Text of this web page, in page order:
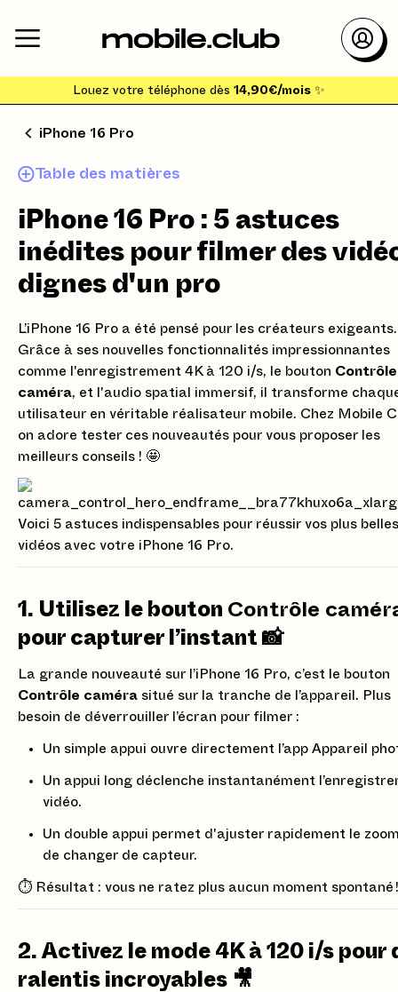
Louez votre téléphone dès 14,90€/mois ✨
iPhone 16 Pro
Table des matières
iPhone 16 Pro : 5 astuces
inédites pour filmer des
dignes d'un pro
L’iPhone 16 Pro a été pensé pour les créateurs exigeants.
Grâce à ses nouvelles fonctionnalités impressionnantes
comme l'enregistrement 4K à 120 i/s, le bouton Contrôle
caméra, et l'audio spatial immersif, il transforme
utilisateur en véritable réalisateur mobile. Chez Mobile
on adore tester ces nouveautés pour vous proposer les
meilleurs conseils ! 🤩
Voici 5 astuces indispensables pour réussir vos plus belles
vidéos avec votre iPhone 16 Pro.
1. Utilisez le bouton Contrôle
pour capturer l’instant 📸
La grande nouveauté sur l’iPhone 16 Pro, c’est le bouton
Contrôle caméra situé sur la tranche de l’appareil. Plus
besoin de déverrouiller l’écran pour filmer :
Un simple appui ouvre directement l’app Appareil
Un appui long déclenche instantanément
vidéo.
Un double appui permet d'ajuster rapidement le
de changer de capteur.
⏱ Résultat : vous ne ratez plus aucun moment spontané !
2. Activez le mode 4K à 120 i/s pour
ralentis incroyables 🎥